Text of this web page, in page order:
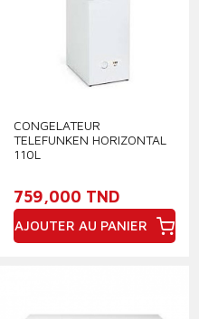
CONGELATEUR
TELEFUNKEN HORIZONTAL
110L
759,000 TND
AJOUTER AU PANIER